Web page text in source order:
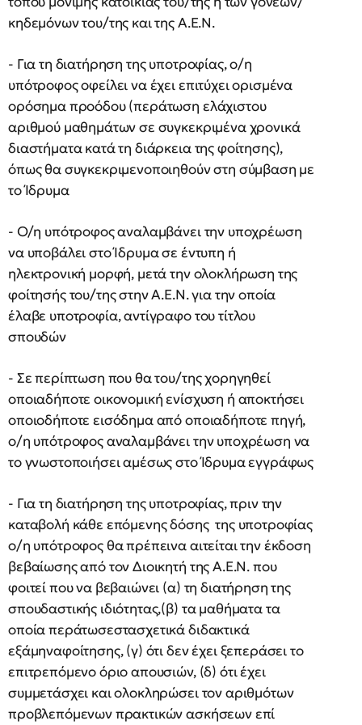
κηδεμόνων του/της και της Α.Ε.Ν.
- Για τη διατήρηση της υποτροφίας, ο/η
υπότροφος οφείλει να έχει επιτύχει ορισμένα
ορόσημα προόδου (περάτωση ελάχιστου
αριθμού μαθημάτων σε συγκεκριμένα χρονικά
διαστήματα κατά τη διάρκεια της φοίτησης),
όπως θα συγκεκριμενοποιηθούν στη σύμβαση με
το Ίδρυμα
- Ο/η υπότροφος αναλαμβάνει την υποχρέωση
να υποβάλει στο Ίδρυμα σε έντυπη ή
ηλεκτρονική μορφή, μετά την ολοκλήρωση της
φοίτησής του/της στην Α.Ε.Ν. για την οποία
έλαβε υποτροφία, αντίγραφο του τίτλου
σπουδών
- Σε περίπτωση που θα του/της χορηγηθεί
οποιαδήποτε οικονομική ενίσχυση ή αποκτήσει
οποιοδήποτε εισόδημα από οποιαδήποτε πηγή,
ο/η υπότροφος αναλαμβάνει την υποχρέωση να
το γνωστοποιήσει αμέσως στο Ίδρυμα εγγράφως
- Για τη διατήρηση της υποτροφίας, πριν την
καταβολή κάθε επόμενης δόσης της υποτροφίας
ο/η υπότροφος θα πρέπεινα αιτείται την έκδοση
βεβαίωσης από τον Διοικητή της Α.Ε.Ν. που
φοιτεί που να βεβαιώνει (α) τη διατήρηση της
σπουδαστικής ιδιότητας,(β) τα μαθήματα τα
οποία περάτωσεστασχετικά διδακτικά
εξάμηναφοίτησης, (γ) ότι δεν έχει ξεπεράσει το
επιτρεπόμενο όριο απουσιών, (δ) ότι έχει
συμμετάσχει και ολοκληρώσει τον αριθμότων
προβλεπόμενων πρακτικών ασκήσεων επί